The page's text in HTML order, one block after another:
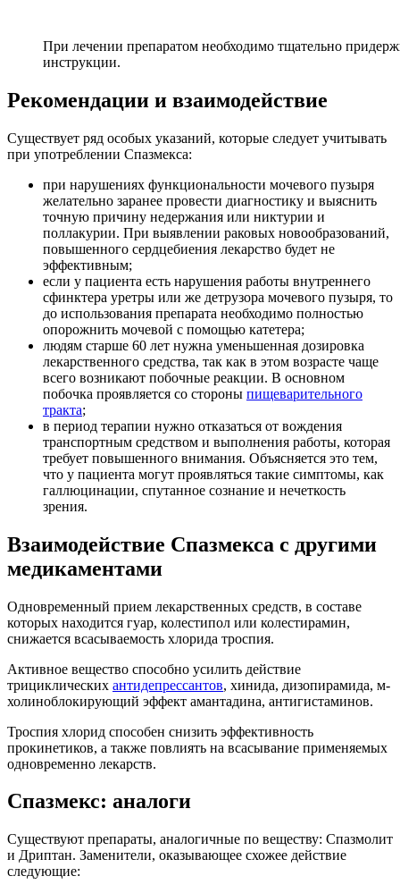
При лечении препаратом необходимо тщательно
инструкции.
Рекомендации и взаимодействие
Существует ряд особых указаний, которые следует учитывать
при употреблении Спазмекса:
при нарушениях функциональности мочевого пузыря
желательно заранее провести диагностику и выяснить
точную причину недержания или никтурии и
поллакурии. При выявлении раковых новообразований,
повышенного сердцебиения лекарство будет не
эффективным;
если у пациента есть нарушения работы внутреннего
сфинктера уретры или же детрузора мочевого пузыря, то
до использования препарата необходимо полностью
опорожнить мочевой с помощью катетера;
людям старше 60 лет нужна уменьшенная дозировка
лекарственного средства, так как в этом возрасте чаще
всего возникают побочные реакции. В основном
побочка проявляется со стороны пищеварительного
тракта;
в период терапии нужно отказаться от вождения
транспортным средством и выполнения работы, которая
требует повышенного внимания. Объясняется это тем,
что у пациента могут проявляться такие симптомы, как
галлюцинации, спутанное сознание и нечеткость
зрения.
Взаимодействие Спазмекса с другими
медикаментами
Одновременный прием лекарственных средств, в составе
которых находится гуар, колестипол или колестирамин,
снижается всасываемость хлорида троспия.
Активное вещество способно усилить действие
трициклических антидепрессантов, хинида, дизопирамида, м-
холиноблокирующий эффект амантадина, антигистаминов.
Троспия хлорид способен снизить эффективность
прокинетиков, а также повлиять на всасывание применяемых
одновременно лекарств.
Спазмекс: аналоги
Существуют препараты, аналогичные по веществу: Спазмолит
и Дриптан. Заменители, оказывающее схожее действие
следующие: